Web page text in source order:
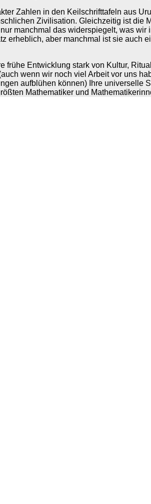
Zahlen in den Keilschrifttafeln aus
Zivilisation. Gleichzeitig ist die
manchmal das widerspiegelt, was
erheblich, aber manchmal ist sie auch
frühe Entwicklung stark von Kultur,
wenn wir noch viel Arbeit vor uns
aufblühen können) Ihre
Mathematiker und